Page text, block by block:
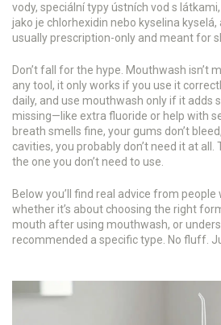
vody, speciální typy ústních vod s
jako je chlorhexidin nebo kyselina kyselá,
usually prescription-only and meant for
Don’t fall for the hype. Mouthwash isn’t
any tool, it only works if you use it
daily, and use mouthwash only if it adds
missing—like extra fluoride or help with
breath smells fine, your gums don’t
cavities, you probably don’t need it at
the one you don’t need to use.
Below you’ll find real advice from people
whether it’s about choosing the right
mouth after using mouthwash, or
recommended a specific type. No fluff.